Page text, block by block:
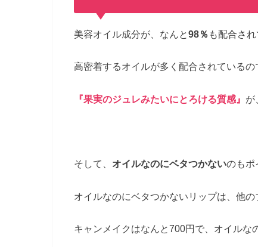
美容オイル成分が、なんと98％ も配合さ
高密着するオイルが多く配合されている
『果実のジュレみたいにとろける質感』 が
そして、 オイルなのにベタつかないのもポ
オイルなのにベタつかないリップは、他
キャンメイクはなんと700円で、オイルな